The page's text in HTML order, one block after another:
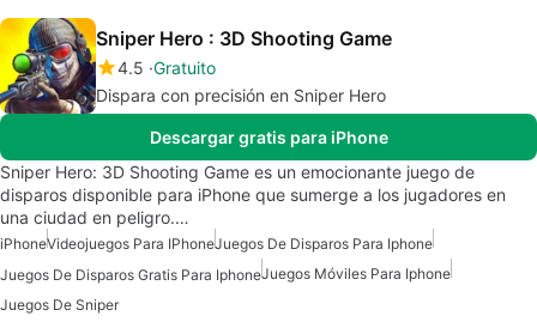
Sniper Hero : 3D Shooting Game
4.5 Gratuito
Dispara con precisión en Sniper Hero
Descargar gratis para iPhone
Sniper Hero: 3D Shooting Game es un emocionante juego de
disparos disponible para iPhone que sumerge a los jugadores en
una ciudad en peligro.…
iPhoneVideojuegos Para IPhoneJuegos De Disparos Para Iphone
Juegos De Disparos Gratis Para IphoneJuegos Móviles Para Iphone
Juegos De Sniper